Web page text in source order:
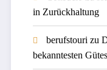
in Zurückhaltung
berufstouri zu
bekanntesten